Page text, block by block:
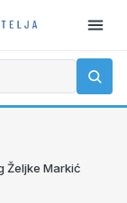
Željke Markić